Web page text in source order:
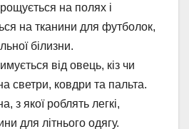
на полях і
на тканини для футболок,
білизни.
від овець, кіз чи
светри, ковдри та пальта.
з якої роблять легкі,
для літнього одягу.